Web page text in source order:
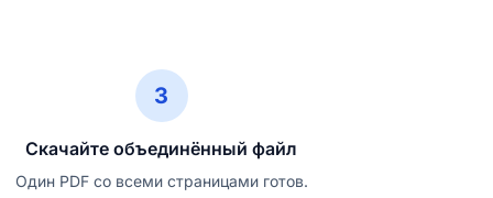
3
Скачайте объединённый файл
Один PDF со всеми страницами готов.